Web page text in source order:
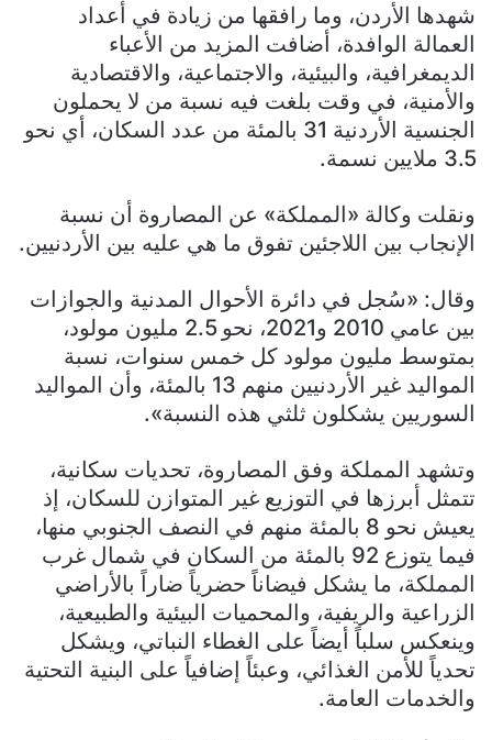
شهدها الأردن، وما رافقها من زيادة في أعداد
العمالة الوافدة، أضافت المزيد من الأعباء
الديمغرافية، والبيئية، والاجتماعية، والاقتصادية
والأمنية، في وقت بلغت فيه نسبة من لا يحملون
الجنسية الأردنية 31 بالمئة من عدد السكان، أي نحو
3.5 ملايين نسمة.
ونقلت وكالة «المملكة» عن المصاروة أن نسبة
الإنجاب بين اللاجئين تفوق ما هي عليه بين الأردنيين.
وقال: «سُجل في دائرة الأحوال المدنية والجوازات
بين عامي 2010 و2021، نحو 2.5 مليون مولود،
بمتوسط مليون مولود كل خمس سنوات، نسبة
المواليد غير الأردنيين منهم 13 بالمئة، وأن المواليد
السوريين يشكلون ثلثي هذه النسبة».
وتشهد المملكة وفق المصاروة، تحديات سكانية،
تتمثل أبرزها في التوزيع غير المتوازن للسكان، إذ
يعيش نحو 8 بالمئة منهم في النصف الجنوبي منها،
فيما يتوزع 92 بالمئة من السكان في شمال غرب
المملكة، ما يشكل فيضاناً حضرياً ضاراً بالأراضي
الزراعية والريفية، والمحميات البيئية والطبيعية،
وينعكس سلباً أيضاً على الغطاء النباتي، ويشكل
تحدياً للأمن الغذائي، وعبئاً إضافياً على البنية التحتية
والخدمات العامة.